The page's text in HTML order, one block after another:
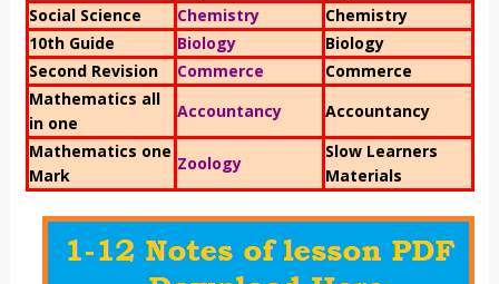
Social Science
Chemistry
Chemistry
10th Guide
Biology
Biology
Second Revision
Commerce
Commerce
Mathematics all
in one
Accountancy
Accountancy
Mathematics one
Mark
Zoology
Slow Learners
Materials